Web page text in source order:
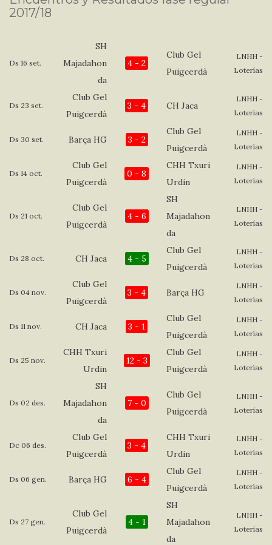
2017/18
Ds 16 set.
SH
Majadahon
da
4 - 2
Club Gel
Puigcerdà
LNHH -
Loterías
Ds 23 set.
Club Gel
Puigcerdà
3 - 4 CH Jaca
LNHH -
Loterías
Ds 30 set. Barça HG 3 - 2
Club Gel
Puigcerdà
LNHH -
Loterías
Ds 14 oct.
Club Gel
Puigcerdà
0 - 8
CHH Txuri
Urdin
LNHH -
Loterías
Ds 21 oct.
Club Gel
Puigcerdà
4 - 6
SH
Majadahon
da
LNHH -
Loterías
Ds 28 oct. CH Jaca 4 - 5
Club Gel
Puigcerdà
LNHH -
Loterías
Ds 04 nov.
Club Gel
Puigcerdà
3 - 4 Barça HG
LNHH -
Loterías
Ds 11 nov. CH Jaca 3 - 1
Club Gel
Puigcerdà
LNHH -
Loterías
Ds 25 nov.
CHH Txuri
Urdin
12 - 3
Club Gel
Puigcerdà
LNHH -
Loterías
Ds 02 des.
SH
Majadahon
da
7 - 0
Club Gel
Puigcerdà
LNHH -
Loterías
Dc 06 des.
Club Gel
Puigcerdà
3 - 4
CHH Txuri
Urdin
LNHH -
Loterías
Ds 06 gen. Barça HG 6 - 4
Club Gel
Puigcerdà
LNHH -
Loterías
Ds 27 gen.
Club Gel
Puigcerdà
4 - 1
SH
Majadahon
da
LNHH -
Loterías